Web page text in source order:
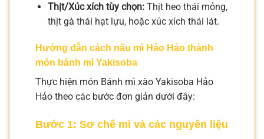
Thịt/Xúc xích tùy chọn:Thịt heo thái mỏng,
thịt gà thái hạt lựu, hoặc xúc xích thái lát.
Hướng dẫn cách nấu mì Hảo Hảo thành
món bánh mì Yakisoba
Thực hiện món Bánh mì xào Yakisoba Hảo
Hảo theo các bước đơn giản dưới đây:
Bước 1: Sơ chế mì và các nguyên liệu